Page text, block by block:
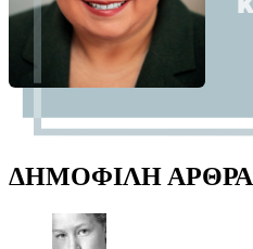
ΔΗΜΟΦΙΛΗ ΑΡΘΡΑ